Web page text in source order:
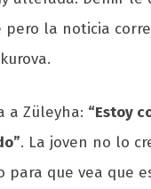
pero la noticia
a Züleyha: “Estoy
. La joven no lo
que vea que